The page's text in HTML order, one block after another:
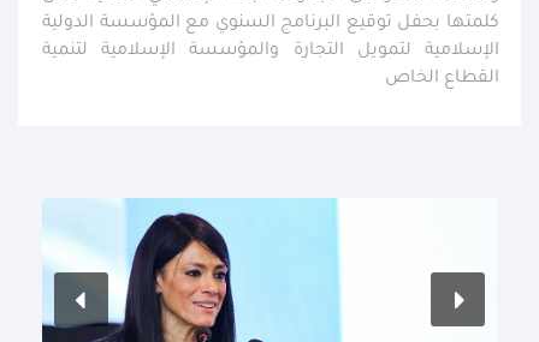
كلمتها بحفل توقيع البرنامج السنوي مع المؤسسة الدولية
الإسلامية لتمويل التجارة والمؤسسة الإسلامية لتنمية
القطاع الخاص